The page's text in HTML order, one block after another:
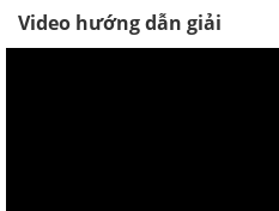
Video hướng dẫn giải